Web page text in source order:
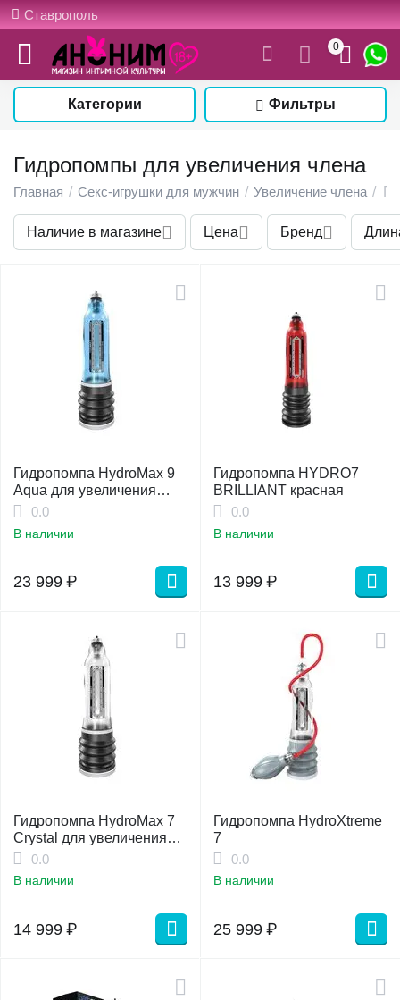
Ставрополь
0
Категории Фильтры
Гидропомпы для увеличения члена
Главная / Секс-игрушки для мужчин / Увеличение члена /
Наличие в магазине Цена Бренд
Гидропомпа HydroMax 9
Aqua для увеличения
члена
0.0
В наличии
23 999 ₽
Гидропомпа HYDRO7
BRILLIANT красная
0.0
В наличии
13 999 ₽
Гидропомпа HydroMax 7
Crystal для увеличения
члена
0.0
В наличии
14 999 ₽
Гидропомпа HydroXtreme
7
0.0
В наличии
25 999 ₽